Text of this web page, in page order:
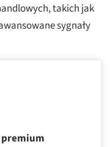
takich jak
sygnały